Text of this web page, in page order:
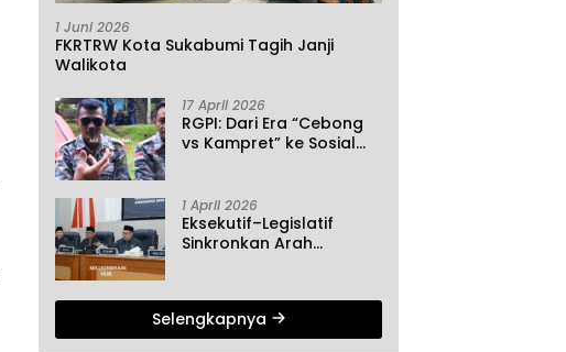
1 Juni 2026
FKRTRW Kota Sukabumi Tagih Janji
Walikota
17 April 2026
RGPI: Dari Era “Cebong
vs Kampret” ke Sosial
1 April 2026
Eksekutif–Legislatif
Sinkronkan Arah
Dibahas di Paripurna ke-
2 DPRD Sukabumi
Selengkapnya